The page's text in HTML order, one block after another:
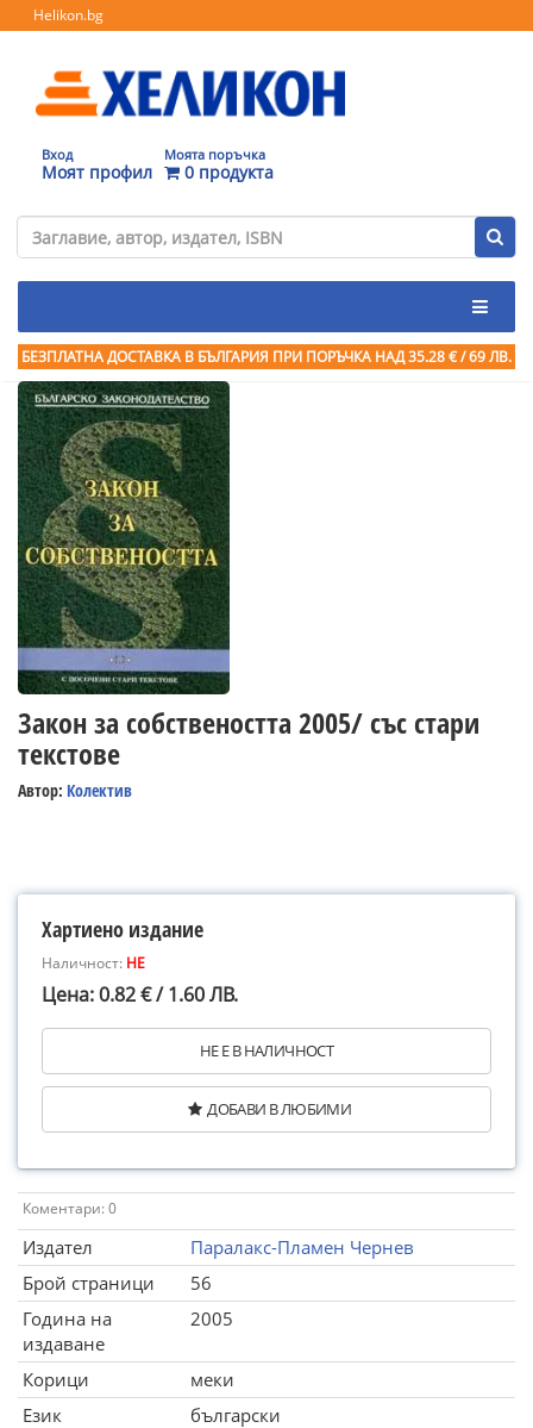
Helikon.bg
Вход
Моят профил
Моята поръчка
0 продукта
БЕЗПЛАТНА ДОСТАВКА В БЪЛГАРИЯ ПРИ ПОРЪЧКА НАД 35.28 € / 69 ЛВ.
Закон за собствеността 2005/ със стари
текстове
Автор: Колектив
Хартиено издание
Наличност: НЕ
Цена: 0.82 € / 1.60 ЛВ.
НЕ Е В НАЛИЧНОСТ
ДОБАВИ В ЛЮБИМИ
Коментари: 0
Издател
Паралакс-Пламен Чернев
Брой страници
56
Година на
издаване
2005
Корици
меки
Език
български